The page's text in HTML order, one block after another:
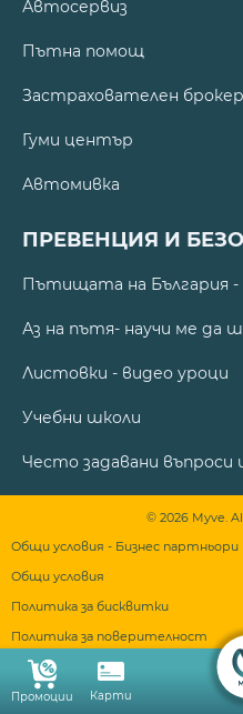
Промоции Карти
Автосервиз
Пътна помощ
Застрахователен брокер
Гуми център
Автомивка
ПРЕВЕНЦИЯ И
Пътищата на България -
Аз на пътя- научи ме да
Листовки - видео уроци
Учебни школи
Често задавани въпроси
© 2026 Myve.
Общи условия - Бизнес партньори
Общи условия
Политика за бисквитки
Политика за поверителност